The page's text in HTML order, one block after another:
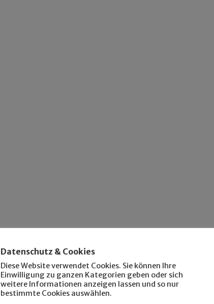
Datenschutz & Cookies
Diese Website verwendet Cookies. Sie können Ihre
Einwilligung zu ganzen Kategorien geben oder sich
weitere Informationen anzeigen lassen und so nur
bestimmte Cookies auswählen.